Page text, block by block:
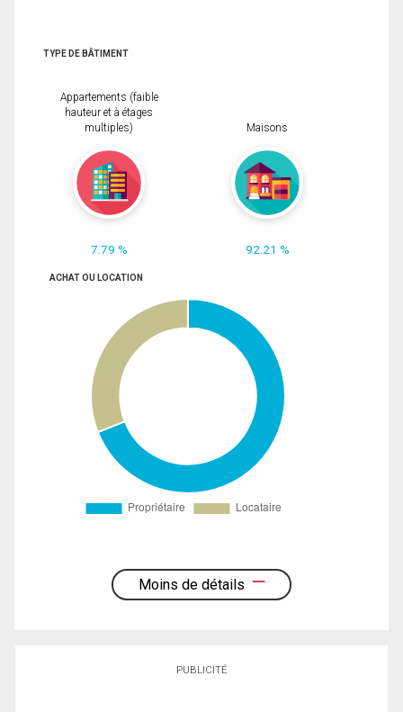
TYPE DE BÂTIMENT
Appartements (faible
hauteur et à étages
multiples)
7.79 %
Maisons
92.21 %
ACHAT OU LOCATION
Moins de détails
PUBLICITÉ